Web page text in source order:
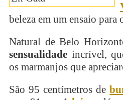
beleza em um ensaio para
Natural de Belo
sensualidade incrível,
os marmanjos que
São 95 centímetros de